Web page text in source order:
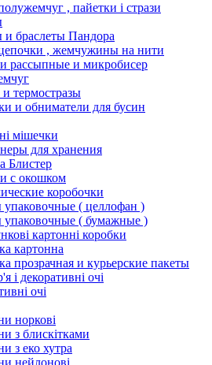
, пайетки і стрази
и браслеты Пандора
, жемчужины на нити
рассыпные и микробисер
термостразы
и обниматели для бусин
мішечки
для хранения
Блистер
с окошком
коробочки
упаковочные ( целлофан )
упаковочные ( бумажные )
картонні коробки
картонна
прозрачная и курьерские пакеты
і декоративні очі
очі
норкові
з блискітками
з еко хутра
нейлонові